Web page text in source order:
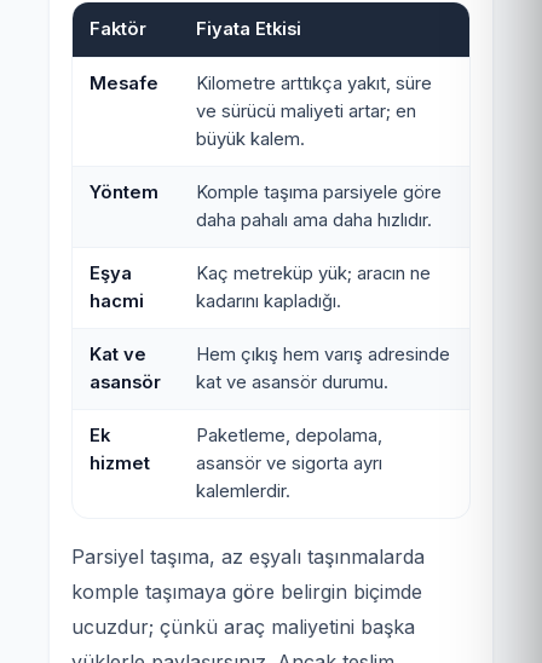
Faktör Fiyata Etkisi
Mesafe
Kilometre arttıkça yakıt, süre
ve sürücü maliyeti artar; en
büyük kalem.
Yöntem
Komple taşıma parsiyele göre
daha pahalı ama daha hızlıdır.
Eşya
hacmi
Kaç metreküp yük; aracın ne
kadarını kapladığı.
Kat ve
asansör
Hem çıkış hem varış adresinde
kat ve asansör durumu.
Ek
hizmet
Paketleme, depolama,
asansör ve sigorta ayrı
kalemlerdir.
Parsiyel taşıma, az eşyalı taşınmalarda
komple taşımaya göre belirgin biçimde
ucuzdur; çünkü araç maliyetini başka